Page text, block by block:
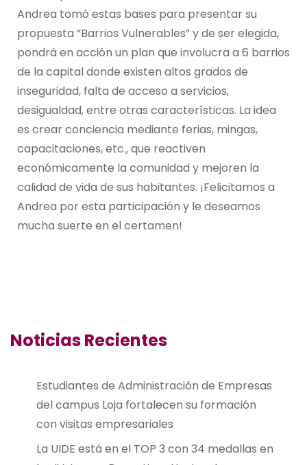
Andrea tomó estas bases para presentar su
propuesta “Barrios Vulnerables” y de ser elegida,
pondrá en acción un plan que involucra a 6 barrios
de la capital donde existen altos grados de
inseguridad, falta de acceso a servicios,
desigualdad, entre otras características. La idea
es crear conciencia mediante ferias, mingas,
capacitaciones, etc., que reactiven
económicamente la comunidad y mejoren la
calidad de vida de sus habitantes. ¡Felicitamos a
Andrea por esta participación y le deseamos
mucha suerte en el certamen!
Noticias Recientes
Estudiantes de Administración de Empresas
del campus Loja fortalecen su formación
con visitas empresariales
La UIDE está en el TOP 3 con 34 medallas en